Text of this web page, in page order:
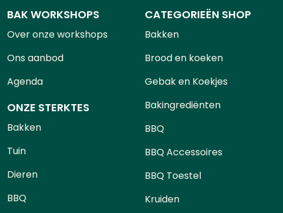
BAK WORKSHOPS
Over onze workshops
Ons aanbod
Agenda
ONZE STERKTES
Bakken
Tuin
Dieren
BBQ
CATEGORIEËN SHOP
Bakken
Brood en koeken
Gebak en Koekjes
Bakingrediënten
BBQ
BBQ Accessoires
BBQ Toestel
Kruiden